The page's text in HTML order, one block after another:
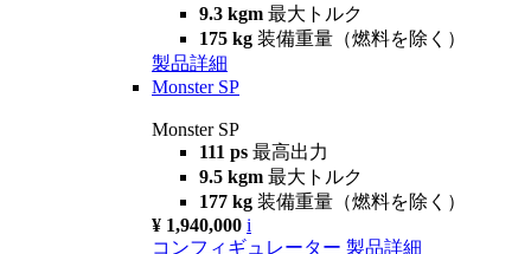
9.3 kgm 最大トルク
175 kg 装備重量（燃料を除く）
製品詳細
Monster SP
Monster SP
111 ps 最高出力
9.5 kgm 最大トルク
177 kg 装備重量（燃料を除く）
¥ 1,940,000 i
コンフィギュレーター 製品詳細